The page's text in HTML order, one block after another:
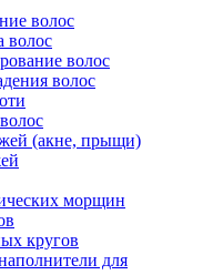
волос
волос
волос
волос
(акне, прыщи)
морщин
кругов
для